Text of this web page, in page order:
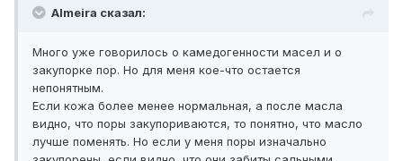
Almeira сказал:
Много уже говорилось о камедогенности масел и о
закупорке пор. Но для меня кое-что остается
непонятным.
Если кожа более менее нормальная, а после масла
видно, что поры закупориваются, то понятно, что масло
лучше поменять. Но если у меня поры изначально